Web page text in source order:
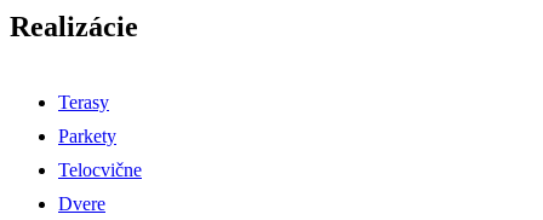
Realizácie
Terasy
Parkety
Telocvične
Dvere